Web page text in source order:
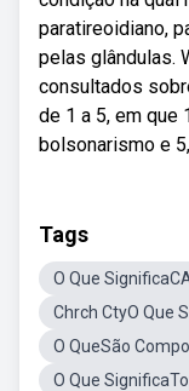
paratireoidiano,
pelas glândulas.
consultados
de 1 a 5, em
bolsonarismo e
Tags
O Que
Chrch CtyO Que
O QueSão
O Que